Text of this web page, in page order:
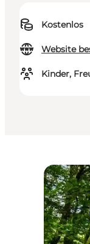
Kostenlos
Website
Kinder,